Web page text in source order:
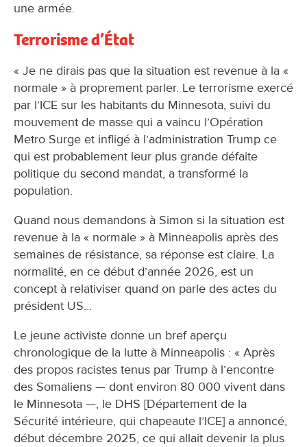
une armée.
Terrorisme d’État
« Je ne dirais pas que la situation est revenue à la «
normale » à proprement parler. Le terrorisme exercé
par l’ICE sur les habitants du Minnesota, suivi du
mouvement de masse qui a vaincu l’Opération
Metro Surge et infligé à l’administration Trump ce
qui est probablement leur plus grande défaite
politique du second mandat, a transformé la
population.
Quand nous demandons à Simon si la situation est
revenue à la « normale » à Minneapolis après des
semaines de résistance, sa réponse est claire. La
normalité, en ce début d’année 2026, est un
concept à relativiser quand on parle des actes du
président US...
Le jeune activiste donne un bref aperçu
chronologique de la lutte à Minneapolis : « Après
des propos racistes tenus par Trump à l’encontre
des Somaliens — dont environ 80 000 vivent dans
le Minnesota —, le DHS [Département de la
Sécurité intérieure, qui chapeaute l’ICE] a annoncé,
début décembre 2025, ce qui allait devenir la plus